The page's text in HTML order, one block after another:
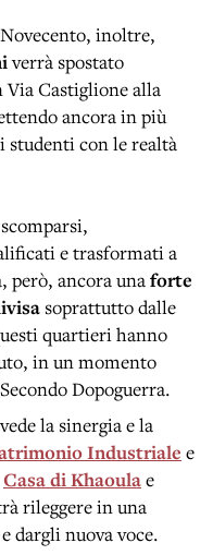
inoltre,
verrà spostato
Via Castiglione alla
ancora in più
studenti con le realtà
e trasformati a
però, ancora unaforte
soprattutto dalle
quartieri hanno
in un momento
Dopoguerra.
la sinergia e la
Industriale e
Casa di Khaoulae
rileggere in una
dargli nuova voce.